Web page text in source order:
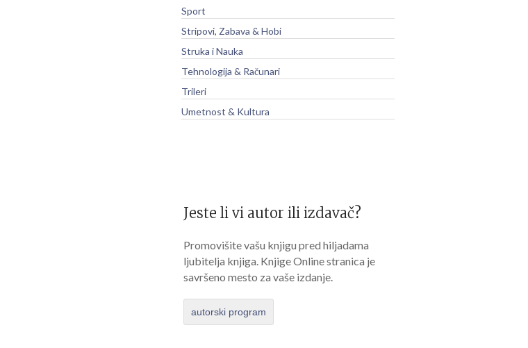
Sport
Stripovi, Zabava & Hobi
Struka i Nauka
Tehnologija & Računari
Trileri
Umetnost & Kultura
Jeste li vi autor ili izdavač?
Promovišite vašu knjigu pred hiljadama
ljubitelja knjiga. Knjige Online stranica je
savršeno mesto za vaše izdanje.
autorski program